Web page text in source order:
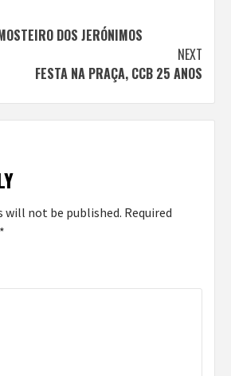
DOS JERÓNIMOS
NEXT
FESTA NA PRAÇA, CCB 25 ANOS
will not be published. Required
*